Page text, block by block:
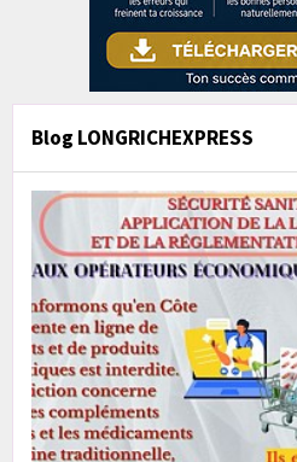
Blog LONGRICHEXPRESS